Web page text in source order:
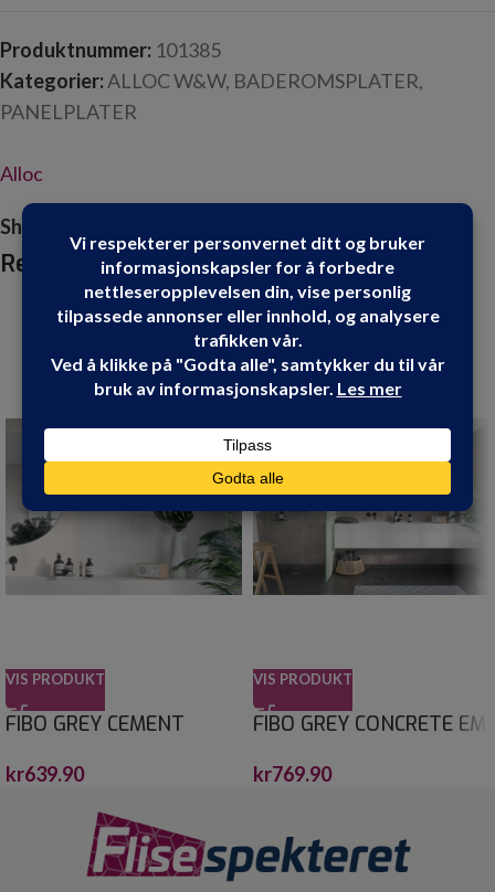
Produktnummer: 101385
Kategorier:ALLOC W&W, BADEROMSPLATER,
PANELPLATER
Alloc
Share:
Relaterte produkter
VIS PRODUKT
FIBO GREY CEMENT
kr639.90
VIS PRODUKT
FIBO GREY CONCRETE EM
kr769.90